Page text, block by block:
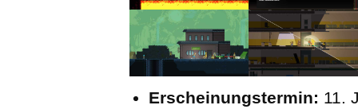
Erscheinungstermin: 11.